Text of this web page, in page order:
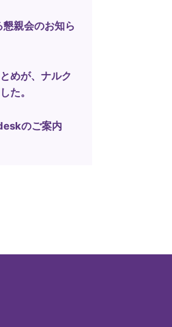
親会のお知ら
めが、ナルク
た。
のご案内